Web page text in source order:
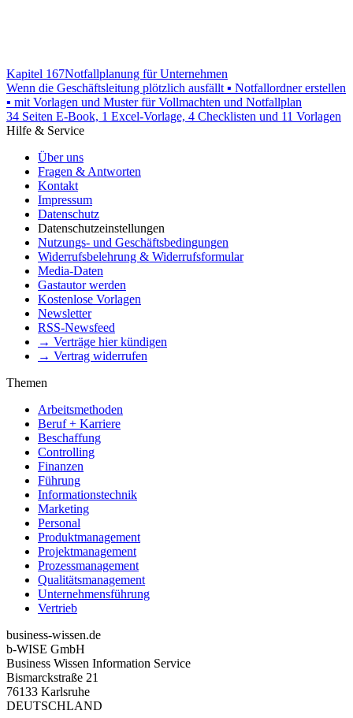
Kapitel 167Notfallplanung für Unternehmen
Wenn die Geschäftsleitung plötzlich ausfällt ▪ Notfallordner erstellen
▪ mit Vorlagen und Muster für Vollmachten und Notfallplan
34 Seiten E-Book, 1 Excel-Vorlage, 4 Checklisten und 11 Vorlagen
Hilfe & Service
Über uns
Fragen & Antworten
Kontakt
Impressum
Datenschutz
Datenschutzeinstellungen
Nutzungs- und Geschäftsbedingungen
Widerrufsbelehrung & Widerrufsformular
Media-Daten
Gastautor werden
Kostenlose Vorlagen
Newsletter
RSS-Newsfeed
→ Verträge hier kündigen
→ Vertrag widerrufen
Themen
Arbeitsmethoden
Beruf + Karriere
Beschaffung
Controlling
Finanzen
Führung
Informationstechnik
Marketing
Personal
Produktmanagement
Projektmanagement
Prozessmanagement
Qualitätsmanagement
Unternehmensführung
Vertrieb
business-wissen.de
b-WISE GmbH
Business Wissen Information Service
Bismarckstraße 21
76133 Karlsruhe
DEUTSCHLAND